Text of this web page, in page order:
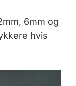
6mm og
hvis